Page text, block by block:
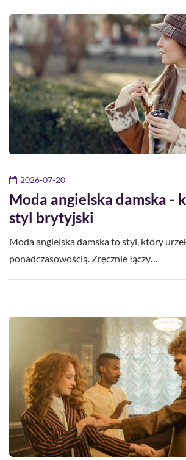
2026-07-20
Moda angielska damska -
styl brytyjski
Moda angielska damska to styl, który
ponadczasowością. Zręcznie łączy…